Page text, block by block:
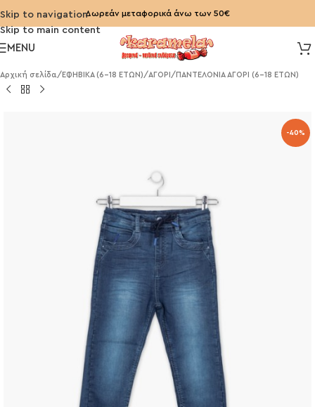
Skip to navigation
Skip to main content
Δωρεάν μεταφορικά άνω των 50€
MENU
Αρχική σελίδα/ ΕΦΗΒΙΚΑ (6-18 ΕΤΩΝ)/ΑΓΟΡΙ / ΠΑΝΤΕΛΟΝΙΑ ΑΓΟΡΙ (6-18 ΕΤΩΝ)
-40%